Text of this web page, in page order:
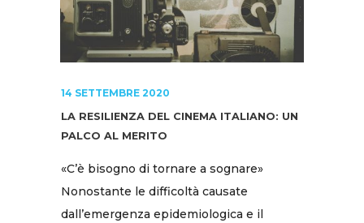
14 SETTEMBRE 2020
LA RESILIENZA DEL CINEMA ITALIANO: UN
PALCO AL MERITO
«C’è bisogno di tornare a sognare»
Nonostante le difficoltà causate
dall’emergenza epidemiologica e il